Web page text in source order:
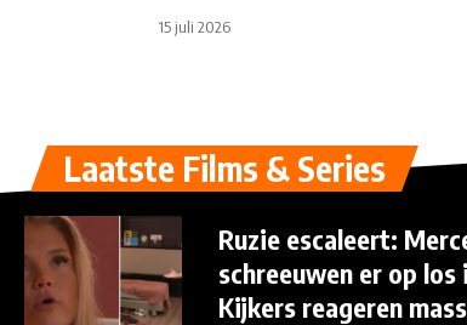
15 juli 2026
Laatste Films & Series
Ruzie escaleert:
schreeuwen er op
Kijkers reageren